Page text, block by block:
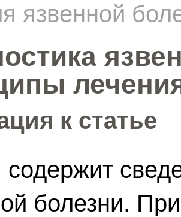
язвенной
к статье
содержит
болезни.